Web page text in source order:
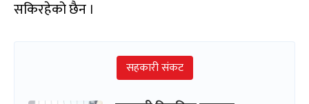
सकिरहेको छैन ।
सहकारी संकट